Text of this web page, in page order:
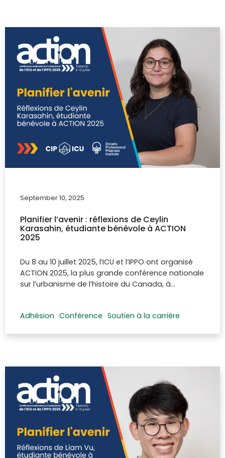
September 10, 2025
Planifier l’avenir : réflexions de Ceylin
Karasahin, étudiante bénévole à ACTION
2025
Du 8 au 10 juillet 2025, l’ICU et l’IPPO ont organisé
ACTION 2025, la plus grande conférence nationale
sur l’urbanisme de l’histoire du Canada, à…
Adhésion Conférence Soutien à la carrière